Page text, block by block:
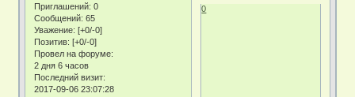
Приглашений: 0
Сообщений: 65
Уважение: [+0/-0]
Позитив: [+0/-0]
Провел на форуме:
2 дня 6 часов
Последний визит:
2017-09-06 23:07:28
0